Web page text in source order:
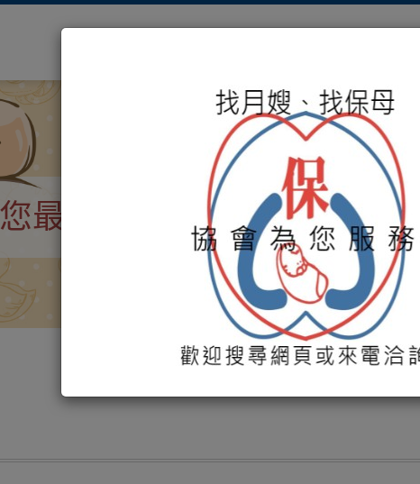
最珍貴的寶藏